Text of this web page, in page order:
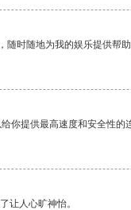
时随地为我的娱乐提供帮助
你提供最高速度和安全性的
让人心旷神怡。